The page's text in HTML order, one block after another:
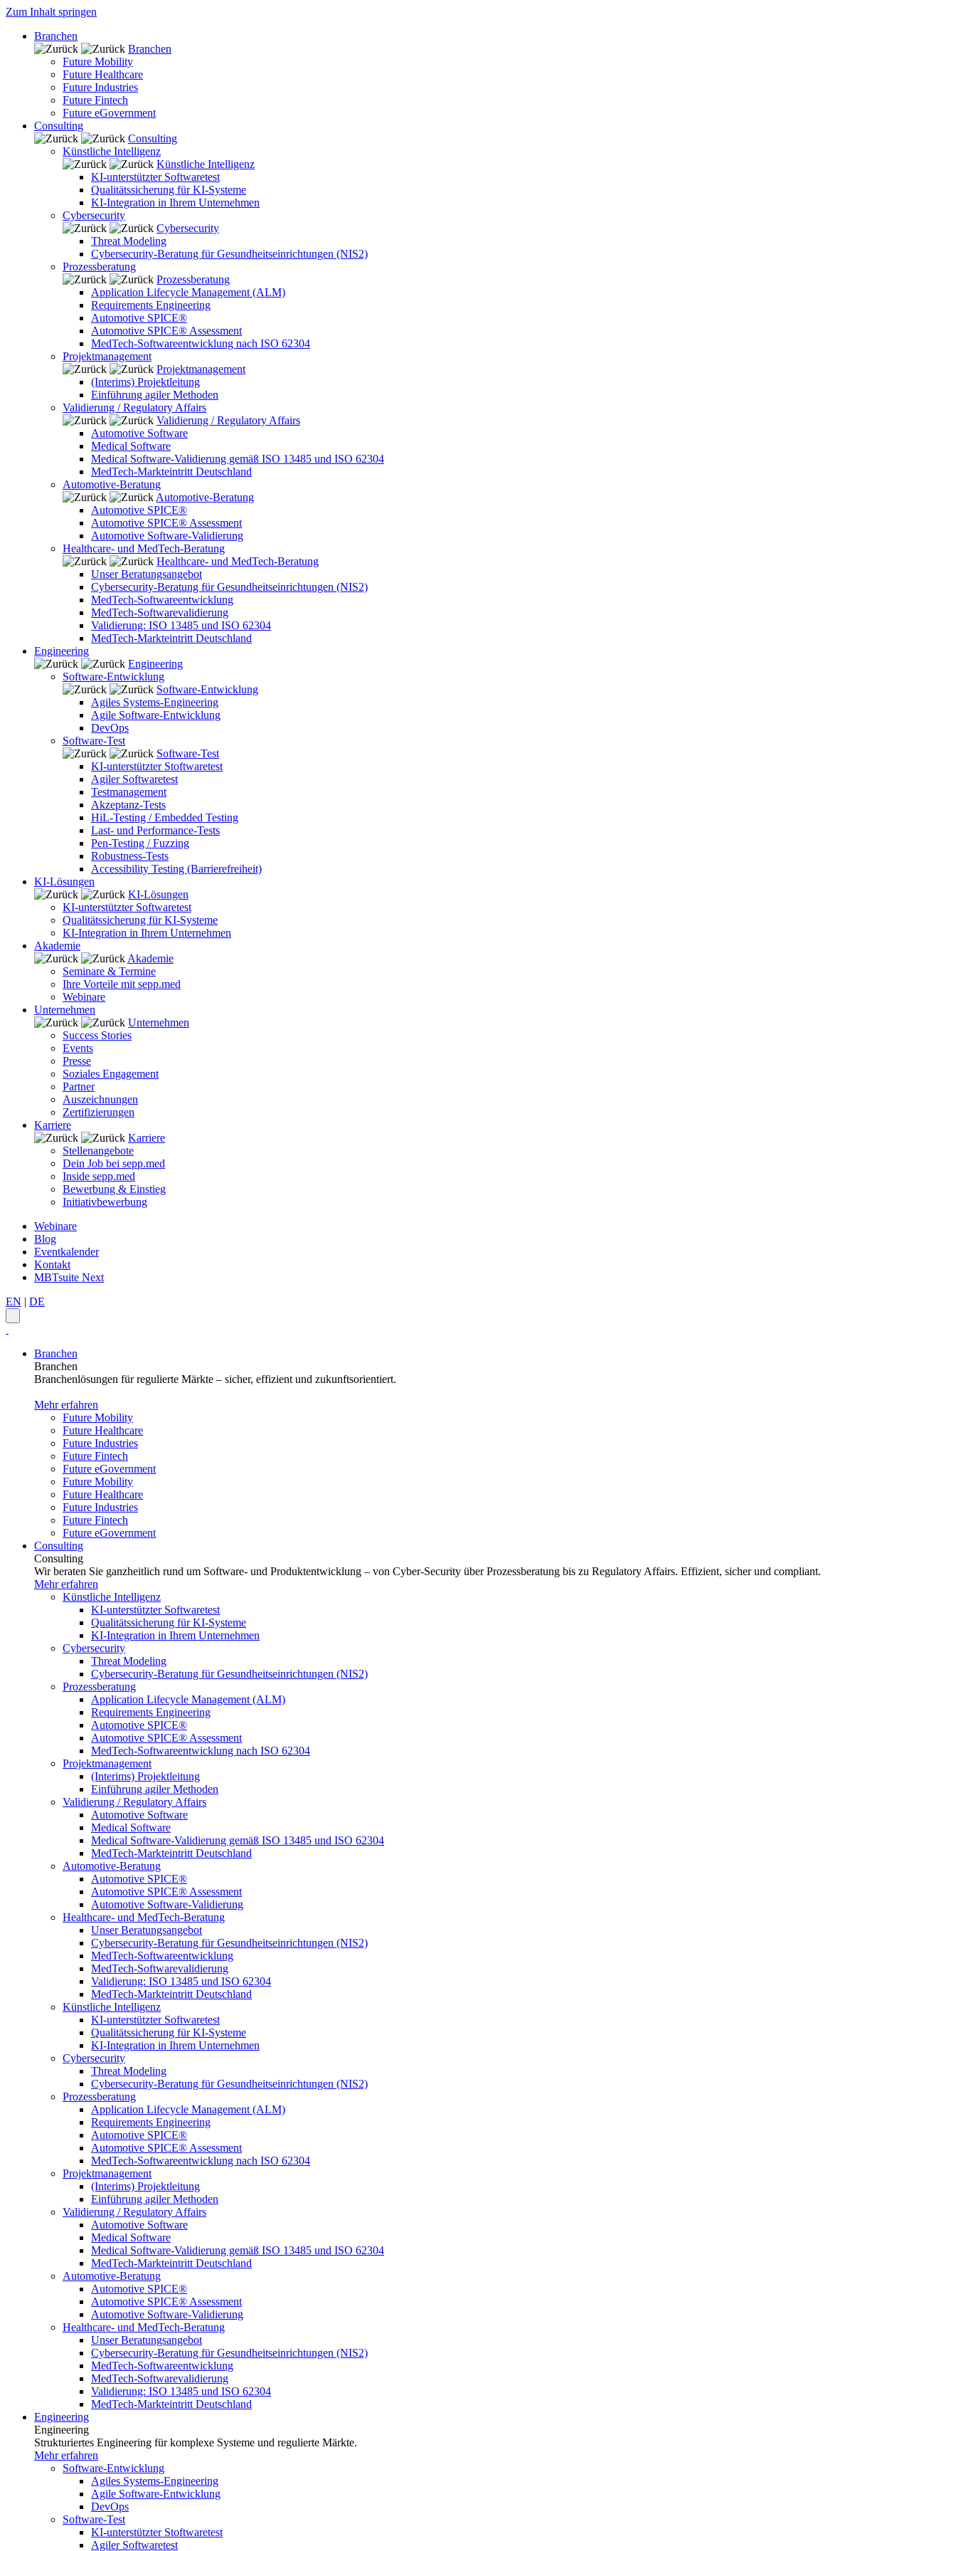
Zum Inhalt springen
Branchen
Branchen
Future Mobility
Future Healthcare
Future Industries
Future Fintech
Future eGovernment
Consulting
Consulting
Künstliche Intelligenz
Künstliche Intelligenz
KI-unterstützter Softwaretest
Qualitätssicherung für KI-Systeme
KI-Integration in Ihrem Unternehmen
Cybersecurity
Cybersecurity
Threat Modeling
Cybersecurity-Beratung für Gesundheitseinrichtungen (NIS2)
Prozessberatung
Prozessberatung
Application Lifecycle Management (ALM)
Requirements Engineering
Automotive SPICE®
Automotive SPICE® Assessment
MedTech-Softwareentwicklung nach ISO 62304
Projektmanagement
Projektmanagement
(Interims) Projektleitung
Einführung agiler Methoden
Validierung / Regulatory Affairs
Validierung / Regulatory Affairs
Automotive Software
Medical Software
Medical Software-Validierung gemäß ISO 13485 und ISO 62304
MedTech-Markteintritt Deutschland
Automotive-Beratung
Automotive-Beratung
Automotive SPICE®
Automotive SPICE® Assessment
Automotive Software-Validierung
Healthcare- und MedTech-Beratung
Healthcare- und MedTech-Beratung
Unser Beratungsangebot
Cybersecurity-Beratung für Gesundheitseinrichtungen (NIS2)
MedTech-Softwareentwicklung
MedTech-Softwarevalidierung
Validierung: ISO 13485 und ISO 62304
MedTech-Markteintritt Deutschland
Engineering
Engineering
Software-Entwicklung
Software-Entwicklung
Agiles Systems-Engineering
Agile Software-Entwicklung
DevOps
Software-Test
Software-Test
KI-unterstützter Stoftwaretest
Agiler Softwaretest
Testmanagement
Akzeptanz-Tests
HiL-Testing / Embedded Testing
Last- und Performance-Tests
Pen-Testing / Fuzzing
Robustness-Tests
Accessibility Testing (Barrierefreiheit)
KI-Lösungen
KI-Lösungen
KI-unterstützter Softwaretest
Qualitätssicherung für KI-Systeme
KI-Integration in Ihrem Unternehmen
Akademie
Akademie
Seminare & Termine
Ihre Vorteile mit sepp.med
Webinare
Unternehmen
Unternehmen
Success Stories
Events
Presse
Soziales Engagement
Partner
Auszeichnungen
Zertifizierungen
Karriere
Karriere
Stellenangebote
Dein Job bei sepp.med
Inside sepp.med
Bewerbung & Einstieg
Initiativbewerbung
Webinare
Blog
Eventkalender
Kontakt
MBTsuite Next
EN | DE
Branchen
Branchen
Branchenlösungen für regulierte Märkte – sicher, effizient und zukunftsorientiert.
Mehr erfahren
Future Mobility
Future Healthcare
Future Industries
Future Fintech
Future eGovernment
Future Mobility
Future Healthcare
Future Industries
Future Fintech
Future eGovernment
Consulting
Consulting
Wir beraten Sie ganzheitlich rund um Software- und Produktentwicklung – von Cyber-Security über Prozessberatung bis zu Regulatory Affairs. Effizient, sicher und compliant.
Mehr erfahren
Künstliche Intelligenz
KI-unterstützter Softwaretest
Qualitätssicherung für KI-Systeme
KI-Integration in Ihrem Unternehmen
Cybersecurity
Threat Modeling
Cybersecurity-Beratung für Gesundheitseinrichtungen (NIS2)
Prozessberatung
Application Lifecycle Management (ALM)
Requirements Engineering
Automotive SPICE®
Automotive SPICE® Assessment
MedTech-Softwareentwicklung nach ISO 62304
Projektmanagement
(Interims) Projektleitung
Einführung agiler Methoden
Validierung / Regulatory Affairs
Automotive Software
Medical Software
Medical Software-Validierung gemäß ISO 13485 und ISO 62304
MedTech-Markteintritt Deutschland
Automotive-Beratung
Automotive SPICE®
Automotive SPICE® Assessment
Automotive Software-Validierung
Healthcare- und MedTech-Beratung
Unser Beratungsangebot
Cybersecurity-Beratung für Gesundheitseinrichtungen (NIS2)
MedTech-Softwareentwicklung
MedTech-Softwarevalidierung
Validierung: ISO 13485 und ISO 62304
MedTech-Markteintritt Deutschland
Künstliche Intelligenz
KI-unterstützter Softwaretest
Qualitätssicherung für KI-Systeme
KI-Integration in Ihrem Unternehmen
Cybersecurity
Threat Modeling
Cybersecurity-Beratung für Gesundheitseinrichtungen (NIS2)
Prozessberatung
Application Lifecycle Management (ALM)
Requirements Engineering
Automotive SPICE®
Automotive SPICE® Assessment
MedTech-Softwareentwicklung nach ISO 62304
Projektmanagement
(Interims) Projektleitung
Einführung agiler Methoden
Validierung / Regulatory Affairs
Automotive Software
Medical Software
Medical Software-Validierung gemäß ISO 13485 und ISO 62304
MedTech-Markteintritt Deutschland
Automotive-Beratung
Automotive SPICE®
Automotive SPICE® Assessment
Automotive Software-Validierung
Healthcare- und MedTech-Beratung
Unser Beratungsangebot
Cybersecurity-Beratung für Gesundheitseinrichtungen (NIS2)
MedTech-Softwareentwicklung
MedTech-Softwarevalidierung
Validierung: ISO 13485 und ISO 62304
MedTech-Markteintritt Deutschland
Engineering
Engineering
Strukturiertes Engineering für komplexe Systeme und regulierte Märkte.
Mehr erfahren
Software-Entwicklung
Agiles Systems-Engineering
Agile Software-Entwicklung
DevOps
Software-Test
KI-unterstützter Stoftwaretest
Agiler Softwaretest